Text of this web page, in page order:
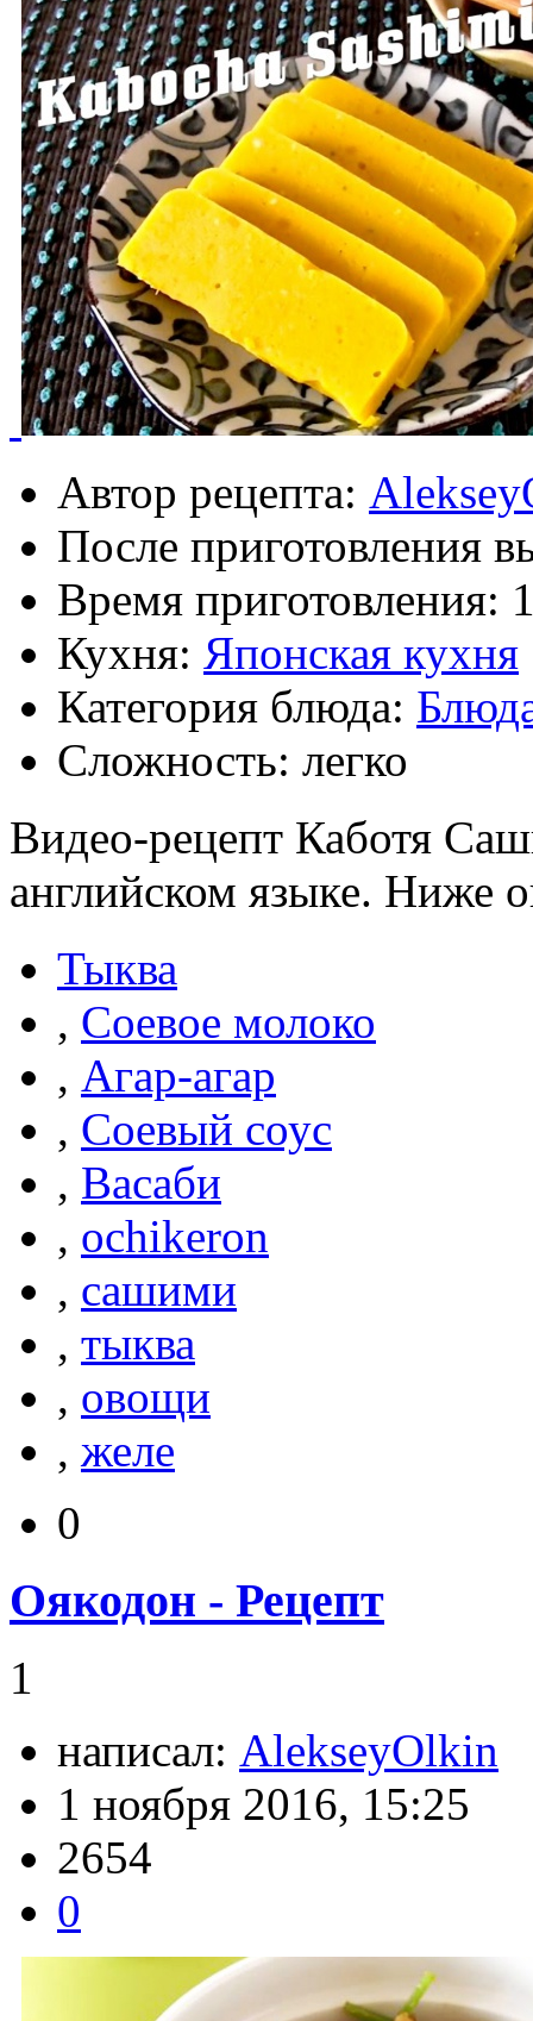
Автор рецепта:
После приготовления
Время приготовления:
Кухня: Японская кухня
Категория блюда:
Сложность: легко
Видео-рецепт Каботя
английском языке. Ниже
Тыква
, Соевое молоко
, Агар-агар
, Соевый соус
, Васаби
, ochikeron
, сашими
, тыква
, овощи
, желе
0
Оякодон - Рецепт
1
написал: AlekseyOlkin
1 ноября 2016, 15:25
2654
0